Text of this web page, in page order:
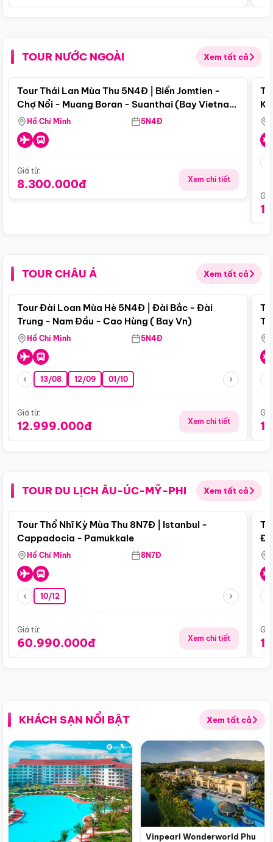
TOUR NƯỚC NGOÀI Xem tất cả
Điểm nổi bật
Tour Thái Lan Mùa Thu 5N4Đ | Biển Jomtien -
Chợ Nổi - Muang Boran - Suanthai (Bay Vietnam
Airlines)
Hồ Chí Minh 5N4Đ
Giá từ:
8.300.000đ Xem chi tiết
TOUR CHÂU Á Xem tất cả
Điểm nổi bật
Tour Đài Loan Mùa Hè 5N4Đ | Đài Bắc - Đài
Trung - Nam Đầu - Cao Hùng ( Bay Vn)
Hồ Chí Minh 5N4Đ
13/08 12/09 01/10
Giá từ:
12.999.000đ Xem chi tiết
TOUR DU LỊCH ÂU-ÚC-MỸ-PHI Xem tất cả
Điểm nổi bật
Tour Thổ Nhĩ Kỳ Mùa Thu 8N7Đ | Istanbul -
Cappadocia - Pamukkale
Hồ Chí Minh 8N7Đ
10/12
Giá từ:
60.990.000đ Xem chi tiết
KHÁCH SẠN NỔI BẬT Xem tất cả
Vinpearl Wonderworld Phu